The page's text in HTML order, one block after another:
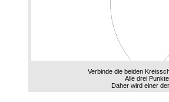
Verbinde die beiden
Alle drei
Daher wird einer